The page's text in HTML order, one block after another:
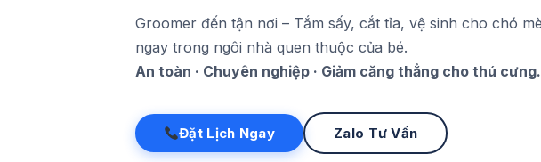
Groomer đến tận nơi – Tắm sấy, cắt tỉa, vệ sinh cho chó
ngay trong ngôi nhà quen thuộc của bé.
An toàn · Chuyên nghiệp · Giảm căng thẳng cho thú cưng.
Đặt Lịch Ngay Zalo Tư Vấn